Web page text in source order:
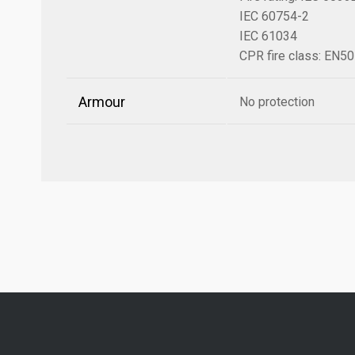
IEC 60754-2
IEC 61034
CPR fire class:
Armour No protection